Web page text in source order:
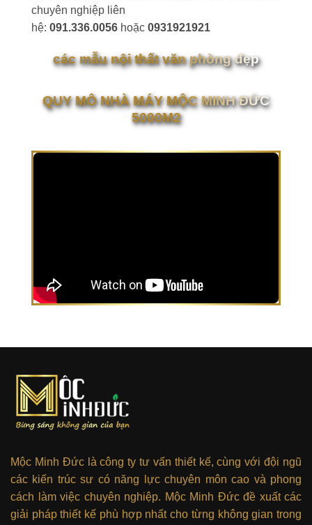
chuyên nghiệp liên
hệ: 091.336.0056 hoặc 0931921921
các mẫu nội thất văn phòng đẹp
QUY MÔ NHÀ MÁY MỘC MINH ĐỨC
5000M2
Mộc Minh Đức là công ty tư vấn thiết kế, cùng với đội ngũ
các kiến trúc sư có năng lực chuyên môn cao và phong
cách làm việc chuyên nghiệp. Mộc Minh Đức đề xuất các
giải pháp thiết kế phù hợp nhất cho từng không gian trong